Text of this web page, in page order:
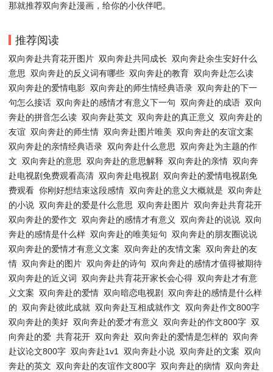
那就推荐双向奔赴漫画，给你的小伙伴吧。
推荐阅读
双向奔赴共育花开图片 双向奔赴共同成长 双向奔赴余生安好什么
意思 双向奔赴的反义词有哪些 双向奔赴的教育 双向奔赴怎么读
双向奔赴的爱情电影 双向奔赴的师生情经典语录 双向奔赴的下一
句怎么接话 双向奔赴的感情才有意义下一句 双向奔赴的成语 双向
奔赴的拼音怎么读 双向奔赴英文 双向奔赴的真正意义
双向奔赴的
友谊 双向奔赴的师生情 双向奔赴图片唯美 双向奔赴的友谊文案
双向奔赴的亲情经典语录 双向奔赴什么意思 双向奔赴为主题的作
文 双向奔赴的意思 双向奔赴的意思解释 双向奔赴的亲情 双向奔
赴电视剧免费观看高清 双向奔赴电视剧
双向奔赴的爱情电视剧免
费观看 你刚好想结束这段感情 双向奔赴的意义大概就是 双向奔赴
的小说 双向奔赴的爱是什么意思 双向奔赴图片 双向奔赴共育花开
双向奔赴的爱作文 双向奔赴的感情才有意义 双向奔赴的说说 双向
奔赴的感情是什么样 双向奔赴的唯美短句 双向奔赴的朋友圈说说
双向奔赴的爱情才有意义文案 双向奔赴的友情文案 双向奔赴的友
情 双向奔赴的图片 双向奔赴的诗句 双向奔赴的感情才值得被期待
双向奔赴的近义词 双向奔赴共育花开家长会心得 双向奔赴才有意
义文案 双向奔赴的爱情 双向暗恋电视剧
双向奔赴的感情是什么样
的 双向奔赴彼此成就 双向奔赴互相成就作文 双向奔赴作文800字
双向奔赴的美好 双向奔赴的爱才有意义 双向奔赴的作文800字 双
向奔赴的爱 共育花开 双向奔赴 双向奔赴的爱情是怎样的 双向奔
赴议论文800字 双向奔赴1v1 双向奔赴小说 双向奔赴的文案 双向
奔赴的英文 双向奔赴的友谊作文800字 双向奔赴的病情 双向奔赴